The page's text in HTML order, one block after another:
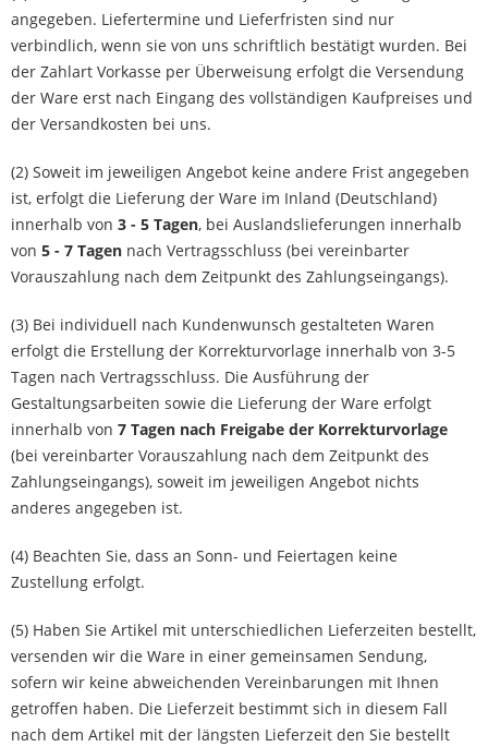
angegeben. Liefertermine und Lieferfristen sind nur
verbindlich, wenn sie von uns schriftlich bestätigt wurden. Bei
der Zahlart Vorkasse per Überweisung erfolgt die Versendung
der Ware erst nach Eingang des vollständigen Kaufpreises und
der Versandkosten bei uns.
(2) Soweit im jeweiligen Angebot keine andere Frist angegeben
ist, erfolgt die Lieferung der Ware im Inland (Deutschland)
innerhalb von 3 - 5 Tagen, bei Auslandslieferungen innerhalb
von 5 - 7 Tagen nach Vertragsschluss (bei vereinbarter
Vorauszahlung nach dem Zeitpunkt des Zahlungseingangs).
(3) Bei individuell nach Kundenwunsch gestalteten Waren
erfolgt die Erstellung der Korrekturvorlage innerhalb von 3-5
Tagen nach Vertragsschluss. Die Ausführung der
Gestaltungsarbeiten sowie die Lieferung der Ware erfolgt
innerhalb von 7 Tagen nach Freigabe der Korrekturvorlage
(bei vereinbarter Vorauszahlung nach dem Zeitpunkt des
Zahlungseingangs), soweit im jeweiligen Angebot nichts
anderes angegeben ist.
(4) Beachten Sie, dass an Sonn- und Feiertagen keine
Zustellung erfolgt.
(5) Haben Sie Artikel mit unterschiedlichen Lieferzeiten bestellt,
versenden wir die Ware in einer gemeinsamen Sendung,
sofern wir keine abweichenden Vereinbarungen mit Ihnen
getroffen haben. Die Lieferzeit bestimmt sich in diesem Fall
nach dem Artikel mit der längsten Lieferzeit den Sie bestellt